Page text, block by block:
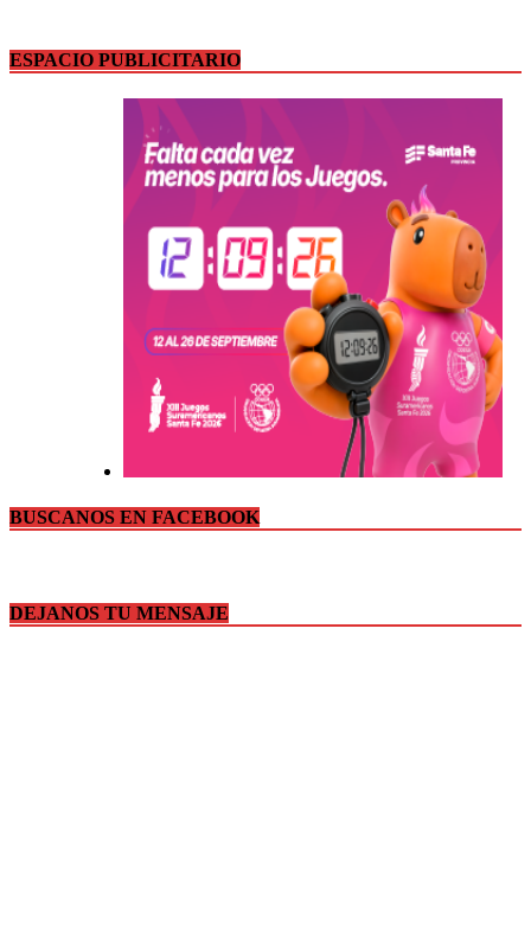
ESPACIO PUBLICITARIO
BUSCANOS EN FACEBOOK
DEJANOS TU MENSAJE